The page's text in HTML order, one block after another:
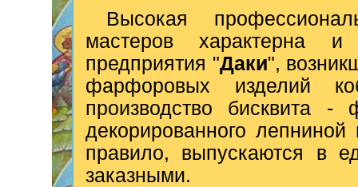
Высокая
мастеров характерна
предприятия "Даки",
фарфоровых изделий
производство бисквита -
декорированного
правило, выпускаются в
заказными.